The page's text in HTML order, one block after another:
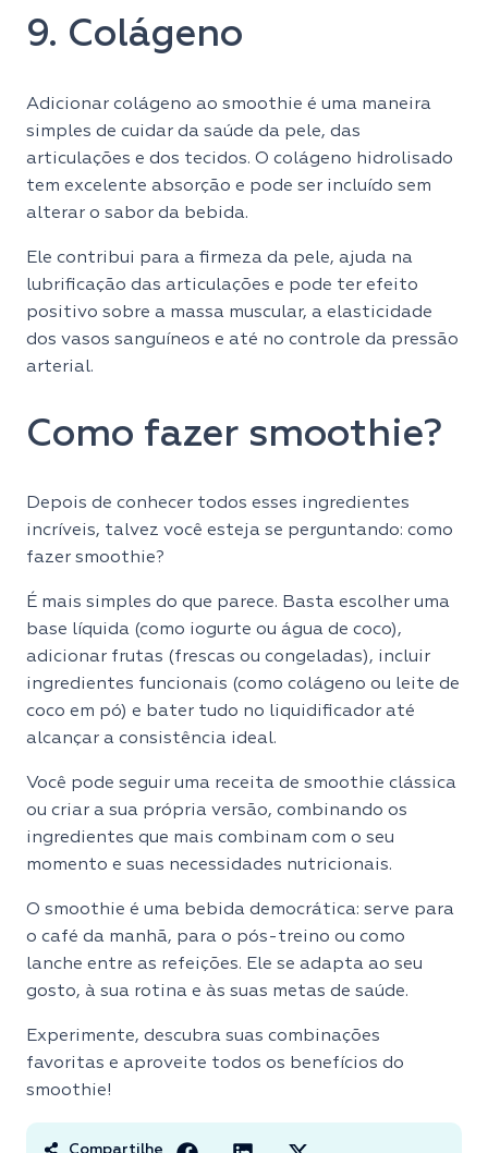
9. Colágeno
Adicionar colágeno ao smoothie é uma maneira
simples de cuidar da saúde da pele, das
articulações e dos tecidos. O colágeno hidrolisado
tem excelente absorção e pode ser incluído sem
alterar o sabor da bebida.
Ele contribui para a firmeza da pele, ajuda na
lubrificação das articulações e pode ter efeito
positivo sobre a massa muscular, a elasticidade
dos vasos sanguíneos e até no controle da pressão
arterial.
Como fazer smoothie?
Depois de conhecer todos esses ingredientes
incríveis, talvez você esteja se perguntando: como
fazer smoothie?
É mais simples do que parece. Basta escolher uma
base líquida (como iogurte ou água de coco),
adicionar frutas (frescas ou congeladas), incluir
ingredientes funcionais (como colágeno ou leite de
coco em pó) e bater tudo no liquidificador até
alcançar a consistência ideal.
Você pode seguir uma receita de smoothie clássica
ou criar a sua própria versão, combinando os
ingredientes que mais combinam com o seu
momento e suas necessidades nutricionais.
O smoothie é uma bebida democrática: serve para
o café da manhã, para o pós-treino ou como
lanche entre as refeições. Ele se adapta ao seu
gosto, à sua rotina e às suas metas de saúde.
Experimente, descubra suas combinações
favoritas e aproveite todos os benefícios do
smoothie!
Compartilhe